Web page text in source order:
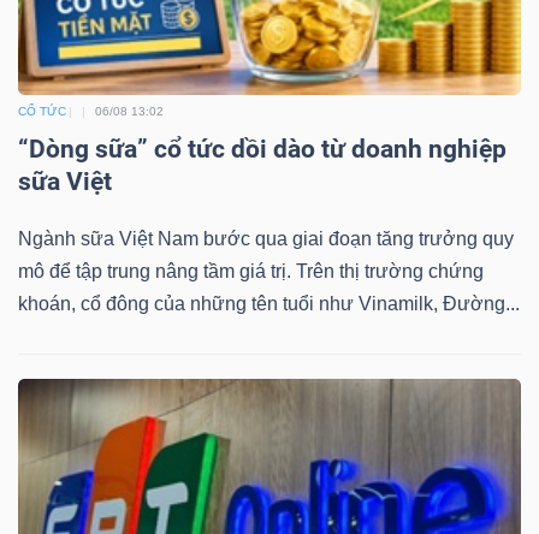
CỔ TỨC 06/08 13:02
“Dòng sữa” cổ tức dồi dào từ doanh nghiệp
sữa Việt
Ngành sữa Việt Nam bước qua giai đoạn tăng trưởng quy
mô để tập trung nâng tầm giá trị. Trên thị trường chứng
khoán, cổ đông của những tên tuổi như Vinamilk, Đường...
TÀI
CHÍNH
CÔNG
THÔNG
TIN